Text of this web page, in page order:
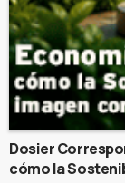
Dosier
cómo la